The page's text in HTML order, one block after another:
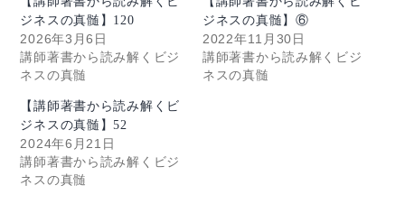
ジネスの真髄】120
2026年3月6日
講師著書から読み解くビジ
ネスの真髄
ジネスの真髄】⑥
2022年11月30日
講師著書から読み解くビジ
ネスの真髄
【講師著書から読み解くビ
ジネスの真髄】52
2024年6月21日
講師著書から読み解くビジ
ネスの真髄